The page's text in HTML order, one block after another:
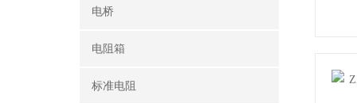
电桥
电阻箱
标准电阻